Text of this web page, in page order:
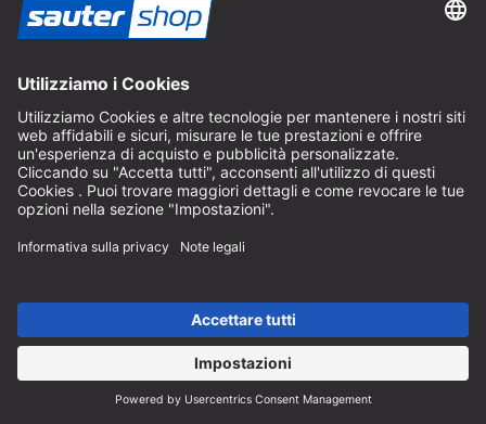
Diritto di recesso
Servizio FAQ
Carriera
Revoca un contratto
Area rivenditori